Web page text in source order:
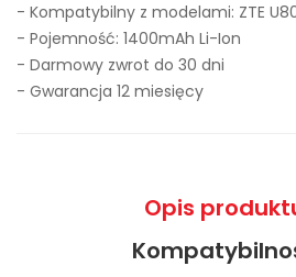
- Kompatybilny z modelami: ZTE
- Pojemność: 1400mAh Li-Ion
- Darmowy zwrot do 30 dni
- Gwarancja 12 miesięcy
Opis